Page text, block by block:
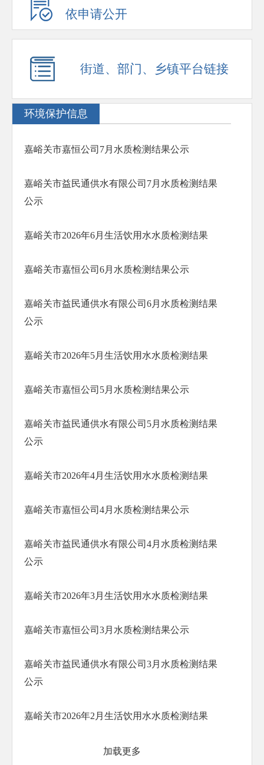
依申请公开
街道、部门、乡镇平台链接
环境保护信息
嘉峪关市嘉恒公司7月水质检测结果公示
嘉峪关市益民通供水有限公司7月水质检测结果
公示
嘉峪关市2026年6月生活饮用水水质检测结果
嘉峪关市嘉恒公司6月水质检测结果公示
嘉峪关市益民通供水有限公司6月水质检测结果
公示
嘉峪关市2026年5月生活饮用水水质检测结果
嘉峪关市嘉恒公司5月水质检测结果公示
嘉峪关市益民通供水有限公司5月水质检测结果
公示
嘉峪关市2026年4月生活饮用水水质检测结果
嘉峪关市嘉恒公司4月水质检测结果公示
嘉峪关市益民通供水有限公司4月水质检测结果
公示
嘉峪关市2026年3月生活饮用水水质检测结果
嘉峪关市嘉恒公司3月水质检测结果公示
嘉峪关市益民通供水有限公司3月水质检测结果
公示
嘉峪关市2026年2月生活饮用水水质检测结果
加载更多